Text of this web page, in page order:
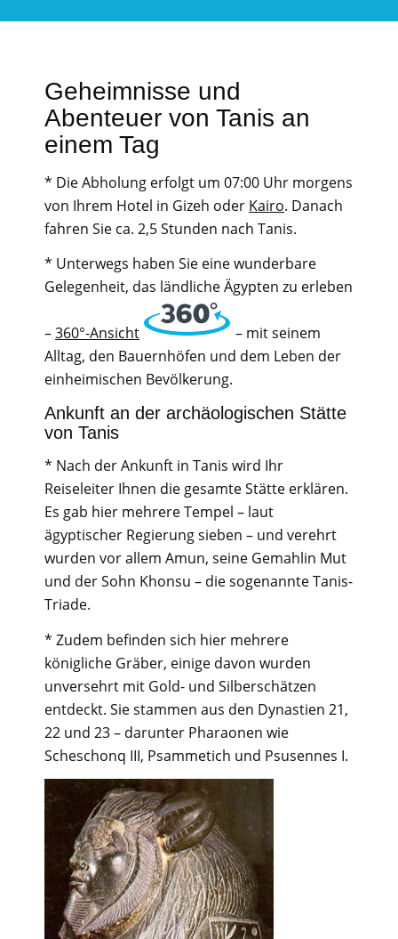
Geheimnisse und
Abenteuer von Tanis an
einem Tag
* Die Abholung erfolgt um 07:00 Uhr morgens
von Ihrem Hotel in Gizeh oder Kairo. Danach
fahren Sie ca. 2,5 Stunden nach Tanis.
* Unterwegs haben Sie eine wunderbare
Gelegenheit, das ländliche Ägypten zu erleben
–360°-Ansicht
– mit seinem
Alltag, den Bauernhöfen und dem Leben der
einheimischen Bevölkerung.
Ankunft an der archäologischen Stätte
von Tanis
* Nach der Ankunft in Tanis wird Ihr
Reiseleiter Ihnen die gesamte Stätte erklären.
Es gab hier mehrere Tempel – laut
ägyptischer Regierung sieben – und verehrt
wurden vor allem Amun, seine Gemahlin Mut
und der Sohn Khonsu – die sogenannte Tanis-
Triade.
* Zudem befinden sich hier mehrere
königliche Gräber, einige davon wurden
unversehrt mit Gold- und Silberschätzen
entdeckt. Sie stammen aus den Dynastien 21,
22 und 23 – darunter Pharaonen wie
Scheschonq III, Psammetich und Psusennes I.